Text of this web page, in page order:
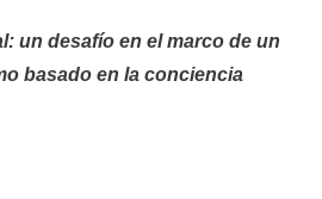
un desafío en el marco de un
basado en la conciencia